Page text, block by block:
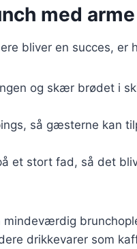
med
bliver en succes, er
og skær brødet i
så gæsterne kan
et stort fad, så det
drikkevarer som